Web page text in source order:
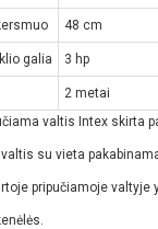
48 cm
galia 3 hp
2 metai
valtis Intex skirta
valtis su vieta
pripučiamoje